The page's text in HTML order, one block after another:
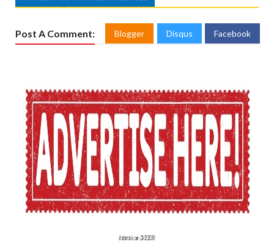
Post A Comment: Blogger Disqus Facebook